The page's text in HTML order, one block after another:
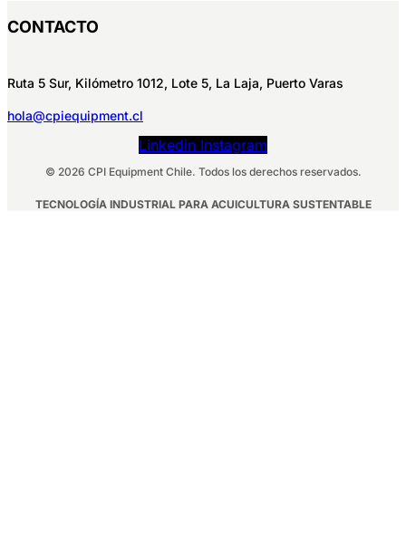
CONTACTO
Ruta 5 Sur, Kilómetro 1012, Lote 5, La Laja, Puerto Varas
hola@cpiequipment.cl
Linkedin Instagram
© 2026 CPI Equipment Chile. Todos los derechos reservados.
TECNOLOGÍA INDUSTRIAL PARA ACUICULTURA SUSTENTABLE